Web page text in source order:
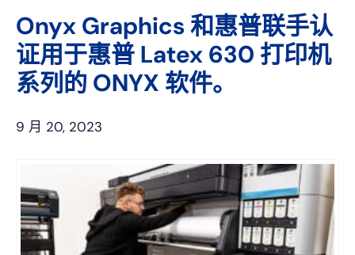
Onyx Graphics 和惠普联手认
证用于惠普 Latex 630 打印机
系列的 ONYX 软件。
9 月 20, 2023